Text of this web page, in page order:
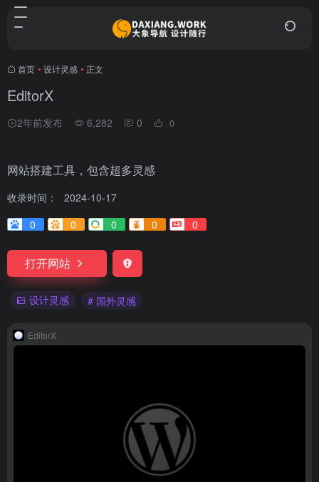
首页 • 设计灵感 • 正文
EditorX
2年前发布 6,282 0 0
网站搭建工具，包含超多灵感
收录时间：
2024-10-17
0
0 0 0 0
打开网站
设计灵感 # 国外灵感
EditorX